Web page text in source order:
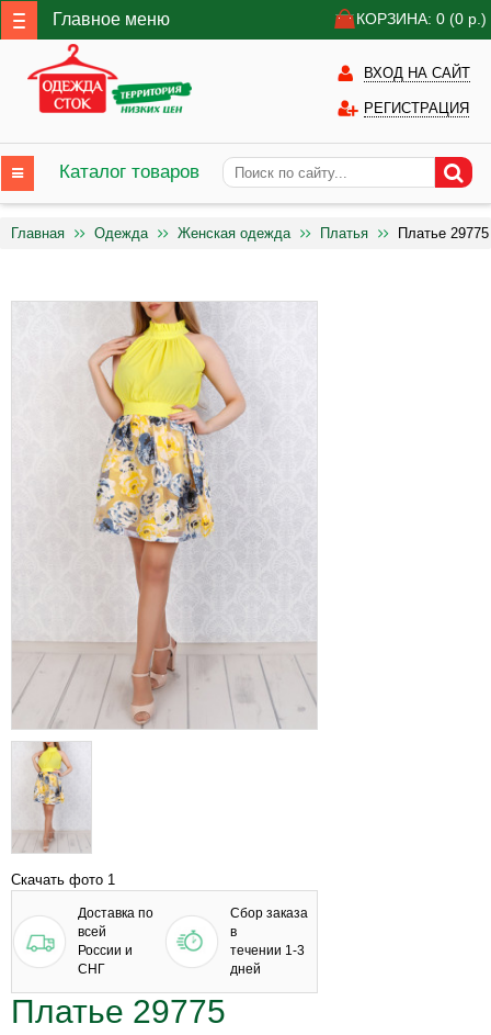
Главное меню КОРЗИНА: 0 (0 р.)
ВХОД НА САЙТ
РЕГИСТРАЦИЯ
Каталог товаров
Главная Одежда Женская одежда Платья Платье 29775
Скачать фото 1
Доставка по
всей
России и
СНГ
Сбор заказа
в
течении 1-3
дней
Платье 29775